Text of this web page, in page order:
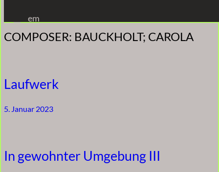
Inhalt
springen
em
COMPOSER: BAUCKHOLT; CAROLA
Laufwerk
5. Januar 2023
In gewohnter Umgebung III